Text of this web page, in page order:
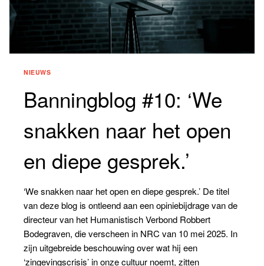
NIEUWS
Banningblog #10: ‘We
snakken naar het open
en diepe gesprek.’
‘We snakken naar het open en diepe gesprek.’ De titel
van deze blog is ontleend aan een opiniebijdrage van de
directeur van het Humanistisch Verbond Robbert
Bodegraven, die verscheen in NRC van 10 mei 2025. In
zijn uitgebreide beschouwing over wat hij een
‘zingevingscrisis’ in onze cultuur noemt, zitten